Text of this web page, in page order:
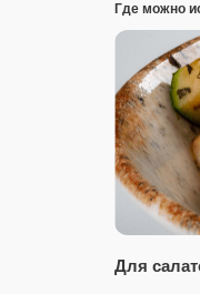
Где можно
Для